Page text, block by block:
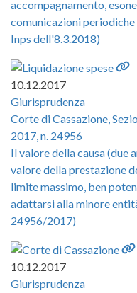
accompagnamento,
comunicazioni
Inps dell'8.3.2018)
10.12.2017
Giurisprudenza
Corte di Cassazione,
2017, n. 24956
Il valore della causa (due
valore della prestazione
limite massimo, ben
adattarsi alla minore
24956/2017)
10.12.2017
Giurisprudenza